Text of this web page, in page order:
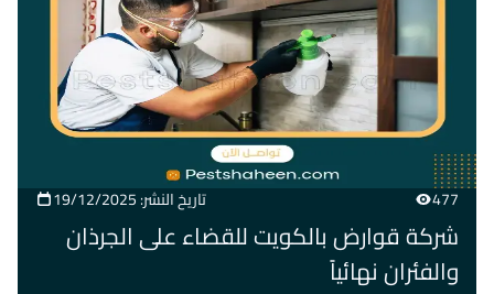
477 تاريخ النشر: 19/12/2025
شركة قوارض بالكويت للقضاء على الجرذان
والفئران نهائياً